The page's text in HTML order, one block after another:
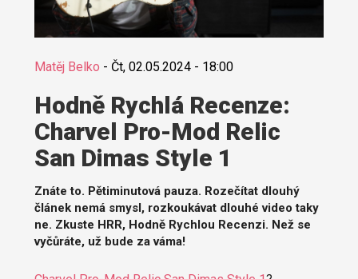
Matěj Belko - Čt, 02.05.2024 - 18:00
Hodně Rychlá Recenze:
Charvel Pro-Mod Relic
San Dimas Style 1
Znáte to. Pětiminutová pauza. Rozečítat dlouhý
článek nemá smysl, rozkoukávat dlouhé video taky
ne. Zkuste HRR, Hodně Rychlou Recenzi. Než se
vyčůráte, už bude za váma!